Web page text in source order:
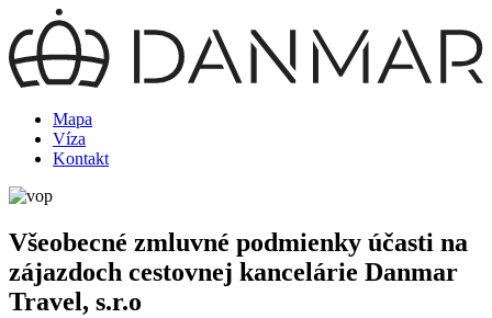
Mapa
Víza
Kontakt
Všeobecné zmluvné podmienky účasti na
zájazdoch cestovnej kancelárie Danmar
Travel, s.r.o